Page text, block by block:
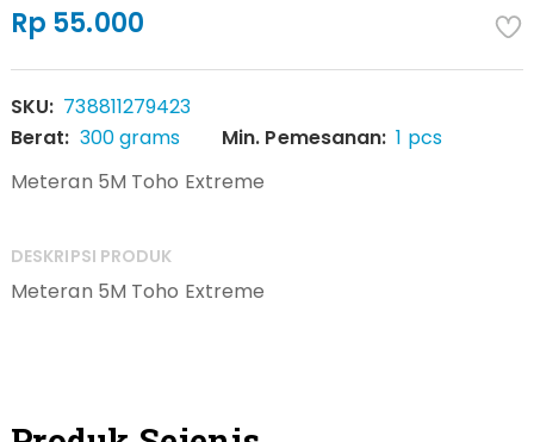
Rp 55.000
SKU: 738811279423
Berat: 300 grams Min. Pemesanan: 1 pcs
Meteran 5M Toho Extreme
DESKRIPSI PRODUK
Meteran 5M Toho Extreme